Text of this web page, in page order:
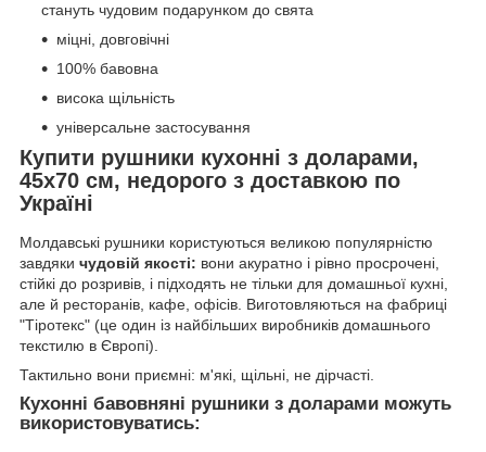
стануть чудовим подарунком до свята
міцні, довговічні
100% бавовна
висока щільність
універсальне застосування
Купити рушники кухонні з доларами,
45х70 см, недорого з доставкою по
Україні
Молдавські рушники користуються великою популярністю
завдяки чудовій якості: вони акуратно і рівно просрочені,
стійкі до розривів, і підходять не тільки для домашньої кухні,
але й ресторанів, кафе, офісів. Виготовляються на фабриці
"Тіротекс" (це один із найбільших виробників домашнього
текстилю в Європі).
Тактильно вони приємні: м'які, щільні, не дірчасті.
Кухонні бавовняні рушники з доларами можуть
використовуватись: